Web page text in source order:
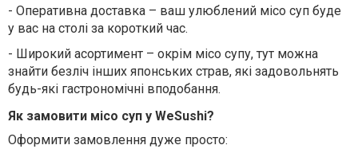
- Оперативна доставка – ваш улюблений місо суп буде
у вас на столі за короткий час.
- Широкий асортимент – окрім місо супу, тут можна
знайти безліч інших японських страв, які задовольнять
будь-які гастрономічні вподобання.
Як замовити місо суп у WeSushi?
Оформити замовлення дуже просто: